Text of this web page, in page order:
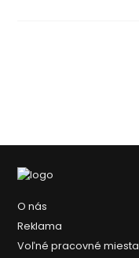
O nás
Reklama
Voľné pracovné miesta